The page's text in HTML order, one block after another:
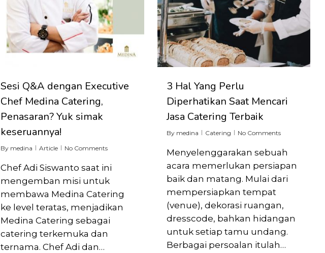
Sesi Q&A dengan Executive
Chef Medina Catering,
Penasaran? Yuk simak
keseruannya!
By medina Article No Comments
Chef Adi Siswanto saat ini
mengemban misi untuk
membawa Medina Catering
ke level teratas, menjadikan
Medina Catering sebagai
catering terkemuka dan
ternama. Chef Adi dan…
3 Hal Yang Perlu
Diperhatikan Saat Mencari
Jasa Catering Terbaik
By medina Catering No Comments
Menyelenggarakan sebuah
acara memerlukan persiapan
baik dan matang. Mulai dari
mempersiapkan tempat
(venue), dekorasi ruangan,
dresscode, bahkan hidangan
untuk setiap tamu undang.
Berbagai persoalan itulah…